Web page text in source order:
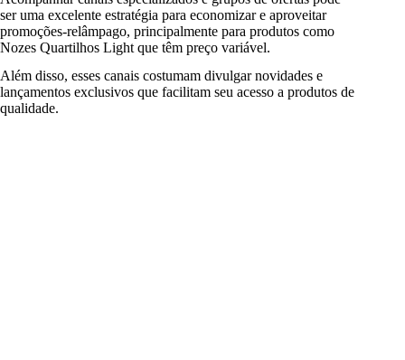
ser uma excelente estratégia para economizar e aproveitar
promoções-relâmpago, principalmente para produtos como
Nozes Quartilhos Light que têm preço variável.
Além disso, esses canais costumam divulgar novidades e
lançamentos exclusivos que facilitam seu acesso a produtos de
qualidade.